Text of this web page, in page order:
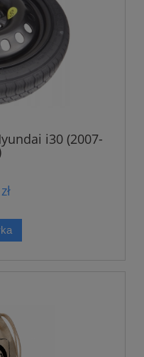
i30 (2007-